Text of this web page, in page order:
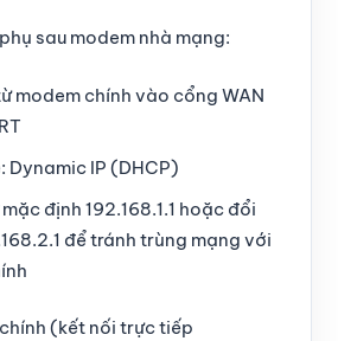
sau modem nhà mạng:
modem chính vào cổng WAN
Dynamic IP (DHCP)
định 192.168.1.1 hoặc đổi
để tránh trùng mạng với
(kết nối trực tiếp